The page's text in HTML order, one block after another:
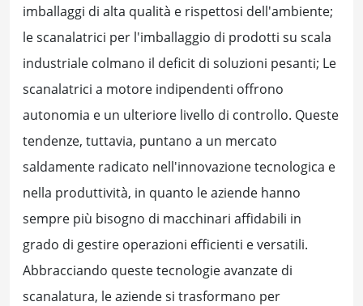
imballaggi di alta qualità e rispettosi dell'ambiente;
le scanalatrici per l'imballaggio di prodotti su scala
industriale colmano il deficit di soluzioni pesanti; Le
scanalatrici a motore indipendenti offrono
autonomia e un ulteriore livello di controllo. Queste
tendenze, tuttavia, puntano a un mercato
saldamente radicato nell'innovazione tecnologica e
nella produttività, in quanto le aziende hanno
sempre più bisogno di macchinari affidabili in
grado di gestire operazioni efficienti e versatili.
Abbracciando queste tecnologie avanzate di
scanalatura, le aziende si trasformano per